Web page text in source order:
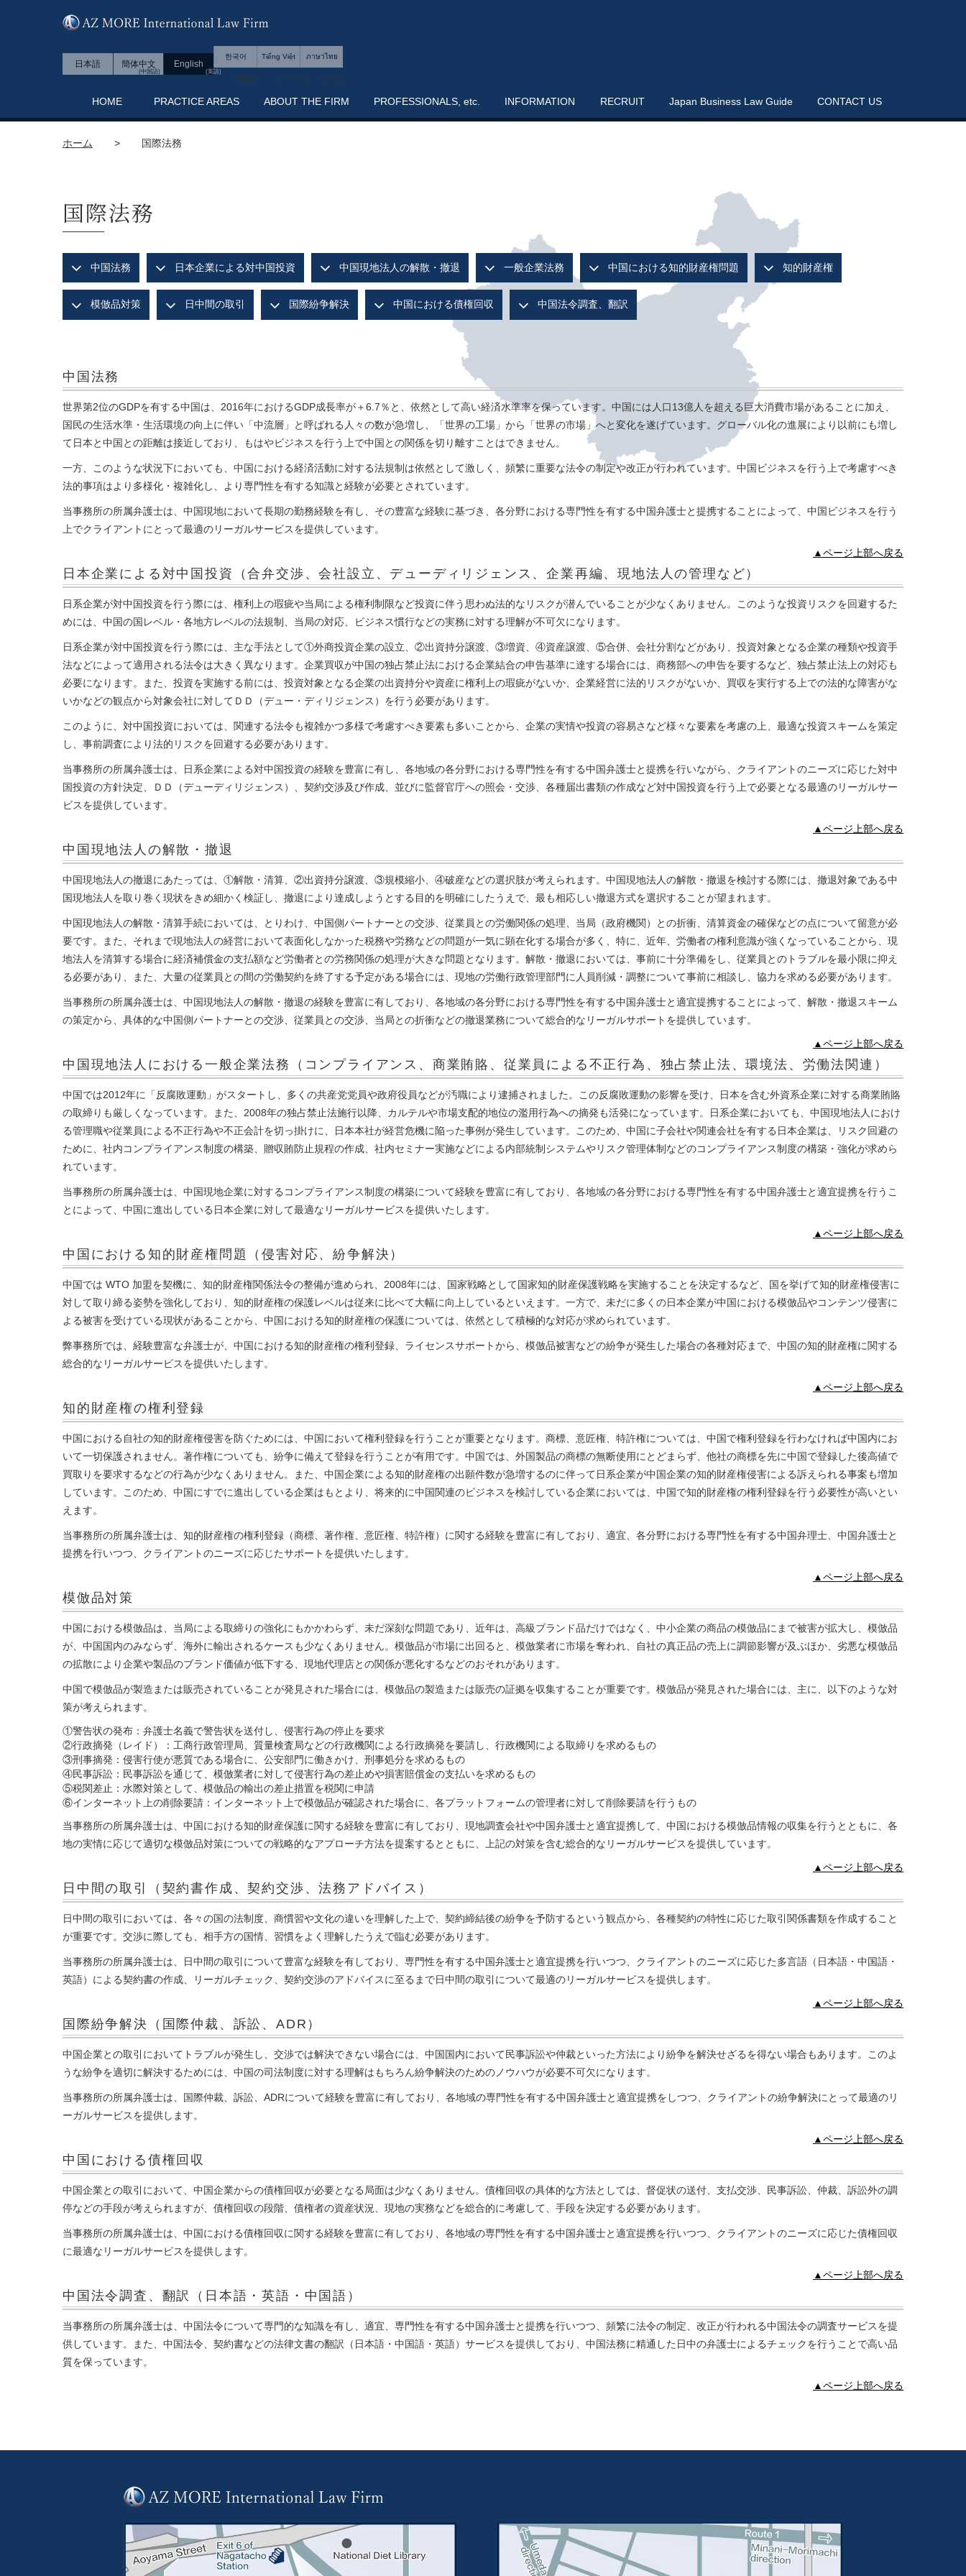
日本語 簡体中文 English
한국어 Tiếng Việt ภาษาไทย
HOME PRACTICE AREAS ABOUT THE FIRM PROFESSIONALS, etc. INFORMATION RECRUIT Japan Business Law Guide CONTACT US
ホーム > 国際法務
国際法務
中国法務 日本企業による対中国投資 中国現地法人の解散・撤退 一般企業法務 中国における知的財産権問題 知的財産権
模倣品対策 日中間の取引 国際紛争解決 中国における債権回収 中国法令調査、翻訳
中国法務
世界第2位のGDPを有する中国は、2016年におけるGDP成長率が＋6.7％と、依然として高い経済水準率を保っています。中国には人口13億人を超える巨大消費市場があることに加え、
国民の生活水準・生活環境の向上に伴い「中流層」と呼ばれる人々の数が急増し、「世界の工場」から「世界の市場」へと変化を遂げています。グローバル化の進展により以前にも増し
て日本と中国との距離は接近しており、もはやビジネスを行う上で中国との関係を切り離すことはできません。
一方、このような状況下においても、中国における経済活動に対する法規制は依然として激しく、頻繁に重要な法令の制定や改正が行われています。中国ビジネスを行う上で考慮すべき
法的事項はより多様化・複雑化し、より専門性を有する知識と経験が必要とされています。
当事務所の所属弁護士は、中国現地において長期の勤務経験を有し、その豊富な経験に基づき、各分野における専門性を有する中国弁護士と提携することによって、中国ビジネスを行う
上でクライアントにとって最適のリーガルサービスを提供しています。
▲ページ上部へ戻る
日本企業による対中国投資 （合弁交渉、会社設立、デューディリジェンス、企業再編、現地法人の管理など）
日系企業が対中国投資を行う際には、権利上の瑕疵や当局による権利制限など投資に伴う思わぬ法的なリスクが潜んでいることが少なくありません。このような投資リスクを回避するた
めには、中国の国レベル・各地方レベルの法規制、当局の対応、ビジネス慣行などの実務に対する理解が不可欠になります。
日系企業が対中国投資を行う際には、主な手法として①外商投資企業の設立、②出資持分譲渡、③増資、④資産譲渡、⑤合併、会社分割などがあり、投資対象となる企業の種類や投資手
法などによって適用される法令は大きく異なります。企業買収が中国の独占禁止法における企業結合の申告基準に達する場合には、商務部への申告を要するなど、独占禁止法上の対応も
必要になります。また、投資を実施する前には、投資対象となる企業の出資持分や資産に権利上の瑕疵がないか、企業経営に法的リスクがないか、買収を実行する上での法的な障害がな
いかなどの観点から対象会社に対してＤＤ（デュー・ディリジェンス）を行う必要があります。
このように、対中国投資においては、関連する法令も複雑かつ多様で考慮すべき要素も多いことから、企業の実情や投資の容易さなど様々な要素を考慮の上、最適な投資スキームを策定
し、事前調査により法的リスクを回避する必要があります。
当事務所の所属弁護士は、日系企業による対中国投資の経験を豊富に有し、各地域の各分野における専門性を有する中国弁護士と提携を行いながら、クライアントのニーズに応じた対中
国投資の方針決定、ＤＤ（デューディリジェンス）、契約交渉及び作成、並びに監督官庁への照会・交渉、各種届出書類の作成など対中国投資を行う上で必要となる最適のリーガルサー
ビスを提供しています。
▲ページ上部へ戻る
中国現地法人の解散・撤退
中国現地法人の撤退にあたっては、①解散・清算、②出資持分譲渡、③規模縮小、④破産などの選択肢が考えられます。中国現地法人の解散・撤退を検討する際には、撤退対象である中
国現地法人を取り巻く現状をきめ細かく検証し、撤退により達成しようとする目的を明確にしたうえで、最も相応しい撤退方式を選択することが望まれます。
中国現地法人の解散・清算手続においては、とりわけ、中国側パートナーとの交渉、従業員との労働関係の処理、当局（政府機関）との折衝、清算資金の確保などの点について留意が必
要です。また、それまで現地法人の経営において表面化しなかった税務や労務などの問題が一気に顕在化する場合が多く、特に、近年、労働者の権利意識が強くなっていることから、現
地法人を清算する場合に経済補償金の支払額など労働者との労務関係の処理が大きな問題となります。解散・撤退においては、事前に十分準備をし、従業員とのトラブルを最小限に抑え
る必要があり、また、大量の従業員との間の労働契約を終了する予定がある場合には、現地の労働行政管理部門に人員削減・調整について事前に相談し、協力を求める必要があります。
当事務所の所属弁護士は、中国現地法人の解散・撤退の経験を豊富に有しており、各地域の各分野における専門性を有する中国弁護士と適宜提携することによって、解散・撤退スキーム
の策定から、具体的な中国側パートナーとの交渉、従業員との交渉、当局との折衝などの撤退業務について総合的なリーガルサポートを提供しています。
▲ページ上部へ戻る
中国現地法人における一般企業法務 （コンプライアンス、商業賄賂、従業員による不正行為、独占禁止法、環境法、労働法関連）
中国では2012年に「反腐敗運動」がスタートし、多くの共産党党員や政府役員などが汚職により逮捕されました。この反腐敗運動の影響を受け、日本を含む外資系企業に対する商業賄賂
の取締りも厳しくなっています。また、2008年の独占禁止法施行以降、カルテルや市場支配的地位の濫用行為への摘発も活発になっています。日系企業においても、中国現地法人におけ
る管理職や従業員による不正行為や不正会計を切っ掛けに、日本本社が経営危機に陥った事例が発生しています。このため、中国に子会社や関連会社を有する日本企業は、リスク回避の
ために、社内コンプライアンス制度の構築、贈収賄防止規程の作成、社内セミナー実施などによる内部統制システムやリスク管理体制などのコンプライアンス制度の構築・強化が求めら
れています。
当事務所の所属弁護士は、中国現地企業に対するコンプライアンス制度の構築について経験を豊富に有しており、各地域の各分野における専門性を有する中国弁護士と適宜提携を行うこ
とによって、中国に進出している日本企業に対して最適なリーガルサービスを提供いたします。
▲ページ上部へ戻る
中国における知的財産権問題 （侵害対応、紛争解決）
中国では WTO 加盟を契機に、知的財産権関係法令の整備が進められ、2008年には、国家戦略として国家知的財産保護戦略を実施することを決定するなど、国を挙げて知的財産権侵害に
対して取り締る姿勢を強化しており、知的財産権の保護レベルは従来に比べて大幅に向上しているといえます。一方で、未だに多くの日本企業が中国における模倣品やコンテンツ侵害に
よる被害を受けている現状があることから、中国における知的財産権の保護については、依然として積極的な対応が求められています。
弊事務所では、経験豊富な弁護士が、中国における知的財産権の権利登録、ライセンスサポートから、模倣品被害などの紛争が発生した場合の各種対応まで、中国の知的財産権に関する
総合的なリーガルサービスを提供いたします。
▲ページ上部へ戻る
知的財産権の権利登録
中国における自社の知的財産権侵害を防ぐためには、中国において権利登録を行うことが重要となります。商標、意匠権、特許権については、中国で権利登録を行わなければ中国内にお
いて一切保護されません。著作権についても、紛争に備えて登録を行うことが有用です。中国では、外国製品の商標の無断使用にとどまらず、他社の商標を先に中国で登録した後高値で
買取りを要求するなどの行為が少なくありません。また、中国企業による知的財産権の出願件数が急増するのに伴って日系企業が中国企業の知的財産権侵害による訴えられる事案も増加
しています。このため、中国にすでに進出している企業はもとより、将来的に中国関連のビジネスを検討している企業においては、中国で知的財産権の権利登録を行う必要性が高いとい
えます。
当事務所の所属弁護士は、知的財産権の権利登録（商標、著作権、意匠権、特許権）に関する経験を豊富に有しており、適宜、各分野における専門性を有する中国弁理士、中国弁護士と
提携を行いつつ、クライアントのニーズに応じたサポートを提供いたします。
▲ページ上部へ戻る
模倣品対策
中国における模倣品は、当局による取締りの強化にもかかわらず、未だ深刻な問題であり、近年は、高級ブランド品だけではなく、中小企業の商品の模倣品にまで被害が拡大し、模倣品
が、中国国内のみならず、海外に輸出されるケースも少なくありません。模倣品が市場に出回ると、模倣業者に市場を奪われ、自社の真正品の売上に調節影響が及ぶほか、劣悪な模倣品
の拡散により企業や製品のブランド価値が低下する、現地代理店との関係が悪化するなどのおそれがあります。
中国で模倣品が製造または販売されていることが発見された場合には、模倣品の製造または販売の証拠を収集することが重要です。模倣品が発見された場合には、主に、以下のような対
策が考えられます。
①警告状の発布：弁護士名義で警告状を送付し、侵害行為の停止を要求
②行政摘発（レイド）：工商行政管理局、質量検査局などの行政機関による行政摘発を要請し、行政機関による取締りを求めるもの
③刑事摘発：侵害行使が悪質である場合に、公安部門に働きかけ、刑事処分を求めるもの
④民事訴訟：民事訴訟を通じて、模倣業者に対して侵害行為の差止めや損害賠償金の支払いを求めるもの
⑤税関差止：水際対策として、模倣品の輸出の差止措置を税関に申請
⑥インターネット上の削除要請：インターネット上で模倣品が確認された場合に、各プラットフォームの管理者に対して削除要請を行うもの
当事務所の所属弁護士は、中国における知的財産保護に関する経験を豊富に有しており、現地調査会社や中国弁護士と適宜提携して、中国における模倣品情報の収集を行うとともに、各
地の実情に応じて適切な模倣品対策についての戦略的なアプローチ方法を提案するとともに、上記の対策を含む総合的なリーガルサービスを提供しています。
▲ページ上部へ戻る
日中間の取引 （契約書作成、契約交渉、法務アドバイス）
日中間の取引においては、各々の国の法制度、商慣習や文化の違いを理解した上で、契約締結後の紛争を予防するという観点から、各種契約の特性に応じた取引関係書類を作成すること
が重要です。交渉に際しても、相手方の国情、習慣をよく理解したうえで臨む必要があります。
当事務所の所属弁護士は、日中間の取引について豊富な経験を有しており、専門性を有する中国弁護士と適宜提携を行いつつ、クライアントのニーズに応じた多言語（日本語・中国語・
英語）による契約書の作成、リーガルチェック、契約交渉のアドバイスに至るまで日中間の取引について最適のリーガルサービスを提供します。
▲ページ上部へ戻る
国際紛争解決 （国際仲裁、訴訟、ADR）
中国企業との取引においてトラブルが発生し、交渉では解決できない場合には、中国国内において民事訴訟や仲裁といった方法により紛争を解決せざるを得ない場合もあります。このよ
うな紛争を適切に解決するためには、中国の司法制度に対する理解はもちろん紛争解決のためのノウハウが必要不可欠になります。
当事務所の所属弁護士は、国際仲裁、訴訟、ADRについて経験を豊富に有しており、各地域の専門性を有する中国弁護士と適宜提携をしつつ、クライアントの紛争解決にとって最適のリ
ーガルサービスを提供します。
▲ページ上部へ戻る
中国における債権回収
中国企業との取引において、中国企業からの債権回収が必要となる局面は少なくありません。債権回収の具体的な方法としては、督促状の送付、支払交渉、民事訴訟、仲裁、訴訟外の調
停などの手段が考えられますが、債権回収の段階、債権者の資産状況、現地の実務などを総合的に考慮して、手段を決定する必要があります。
当事務所の所属弁護士は、中国における債権回収に関する経験を豊富に有しており、各地域の専門性を有する中国弁護士と適宜提携を行いつつ、クライアントのニーズに応じた債権回収
に最適なリーガルサービスを提供します。
▲ページ上部へ戻る
中国法令調査、翻訳 （日本語・英語・中国語）
当事務所の所属弁護士は、中国法令について専門的な知識を有し、適宜、専門性を有する中国弁護士と提携を行いつつ、頻繁に法令の制定、改正が行われる中国法令の調査サービスを提
供しています。また、中国法令、契約書などの法律文書の翻訳（日本語・中国語・英語）サービスを提供しており、中国法務に精通した日中の弁護士によるチェックを行うことで高い品
質を保っています。
▲ページ上部へ戻る